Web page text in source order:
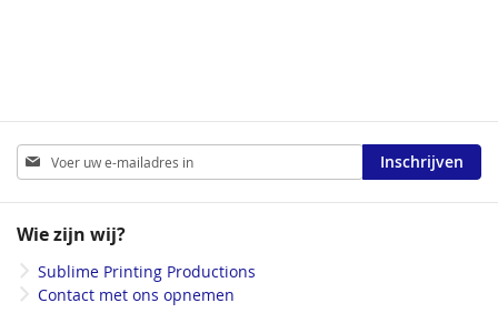
Abonneer
u
op
nieuwsbrief
Inschrijven
Wie zijn wij?
Sublime Printing Productions
Contact met ons opnemen